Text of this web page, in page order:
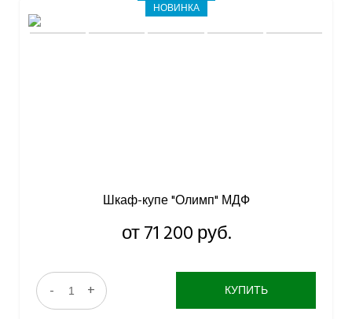
Шкаф-купе "Олимп" МДФ
от 71 200 руб.
- + КУПИТЬ
НОВИНКА